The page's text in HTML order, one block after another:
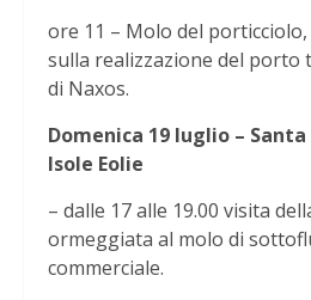
ore 11 – Molo del
sulla realizzazione del porto
di Naxos.
Domenica 19 luglio –
Isole Eolie
– dalle 17 alle 19.00 visita
ormeggiata al molo di
commerciale.